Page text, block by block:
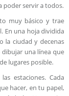
poder servir a todos.
muy básico y trae
En una hoja dividida
la ciudad y decenas
una línea que
lugares posible.
estaciones. Cada
hacer, en tu papel,